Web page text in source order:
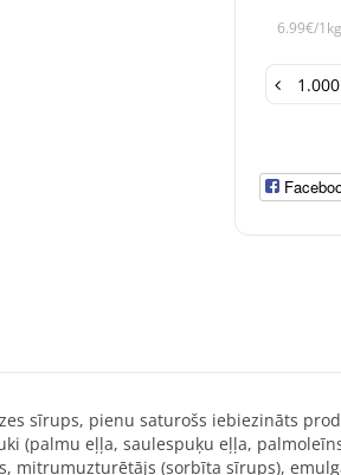
6.99€/1kg
sīrups, pienu saturošs iebiezināts
(palmu eļļa, saulespuķu eļļa,
mitrumuzturētājs (sorbīta sīrups),